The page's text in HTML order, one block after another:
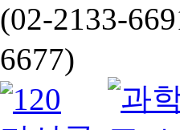
(02-2133-
6677)